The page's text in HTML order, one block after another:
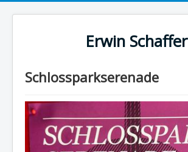
Erwin Schaffer
Schlossparkserenade